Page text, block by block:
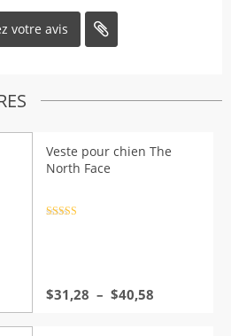
Veste pour chien The
North Face
$31,28 – $40,58